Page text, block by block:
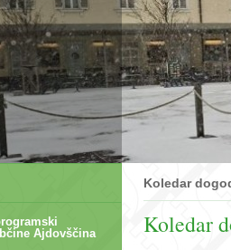
Ajdovščina
Koledar
Koledar